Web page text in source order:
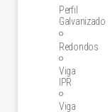
Perfil
Galvanizado
Redondos
Viga
IPR
Viga